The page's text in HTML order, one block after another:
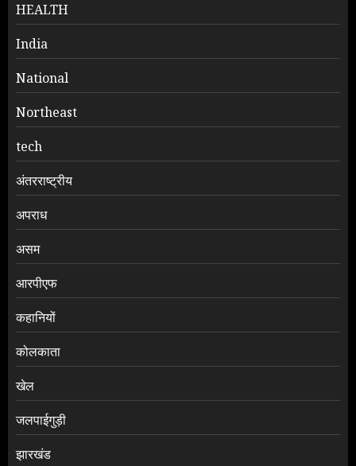
HEALTH
India
National
Northeast
tech
अंतरराष्ट्रीय
अपराध
असम
आरपीएफ
कहानियों
कोलकाता
खेल
जलपाईगुड़ी
झारखंड